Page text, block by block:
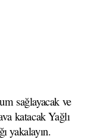
sağlayacak ve
katacak Yağlı
yakalayın.